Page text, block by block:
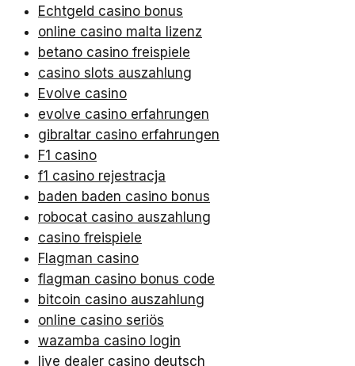
Echtgeld casino bonus
online casino malta lizenz
betano casino freispiele
casino slots auszahlung
Evolve casino
evolve casino erfahrungen
gibraltar casino erfahrungen
F1 casino
f1 casino rejestracja
baden baden casino bonus
robocat casino auszahlung
casino freispiele
Flagman casino
flagman casino bonus code
bitcoin casino auszahlung
online casino seriös
wazamba casino login
live dealer casino deutsch